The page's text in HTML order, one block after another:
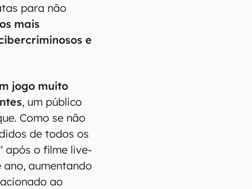
para não
mais
e
jogo muito
, um público
Como se não
de todos os
após o filme live-
aumentando
ao